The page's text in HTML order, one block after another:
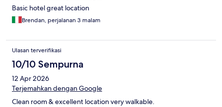
Basic hotel great location
Brendan, perjalanan 3 malam
Ulasan terverifikasi
10/10 Sempurna
12 Apr 2026
Terjemahkan dengan Google
Clean room & excellent location very walkable.